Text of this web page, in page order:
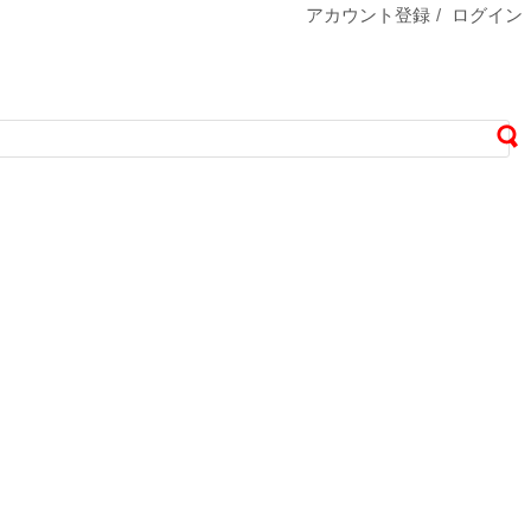
アカウント登録 / ログイン